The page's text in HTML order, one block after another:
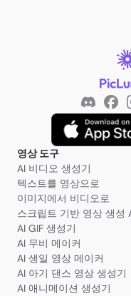
영상 도구
AI 비디오 생성기
텍스트를 영상으로
이미지에서 비디오로
스크립트 기반 영상 생성
AI GIF 생성기
AI 무비 메이커
AI 생일 영상 메이커
AI 아기 댄스 영상 생성기
AI 애니메이션 생성기